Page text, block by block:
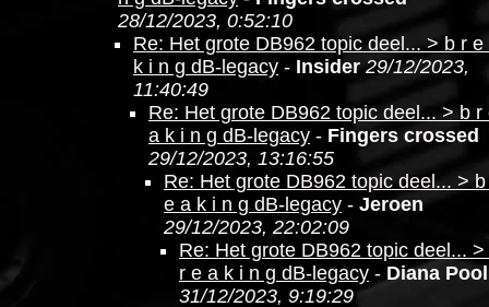
28/12/2023, 0:52:10
Re: Het grote DB962 topic deel... > b r e
k i n g dB-legacy - Insider 29/12/2023,
11:40:49
Re: Het grote DB962 topic deel... > b r
a k i n g dB-legacy - Fingers crossed
29/12/2023, 13:16:55
Re: Het grote DB962 topic deel... >
e a k i n g dB-legacy - Jeroen
29/12/2023, 22:02:09
Re: Het grote DB962 topic deel... >
r e a k i n g dB-legacy - Diana Pool
31/12/2023, 9:19:29